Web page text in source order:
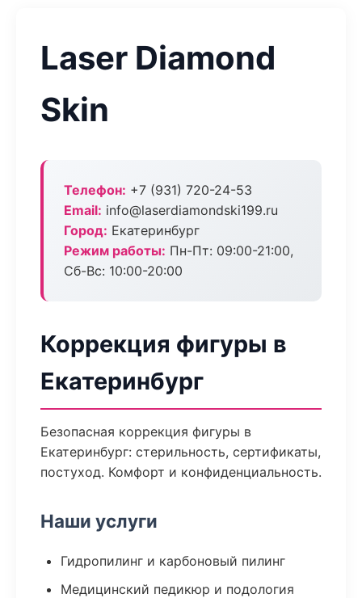
Laser Diamond
Skin
Телефон: +7 (931) 720-24-53
Email: info@laserdiamondski199.ru
Город: Екатеринбург
Режим работы: Пн-Пт: 09:00-21:00,
Сб-Вс: 10:00-20:00
Коррекция фигуры в
Екатеринбург
Безопасная коррекция фигуры в
Екатеринбург: стерильность, сертификаты,
постуход. Комфорт и конфиденциальность.
Наши услуги
Гидропилинг и карбоновый пилинг
Медицинский педикюр и подология